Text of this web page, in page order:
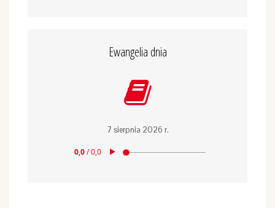
Ewangelia dnia
7 sierpnia 2026 r.